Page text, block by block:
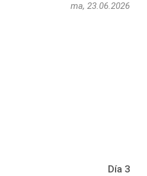
ma, 23.06.2026
Día 3